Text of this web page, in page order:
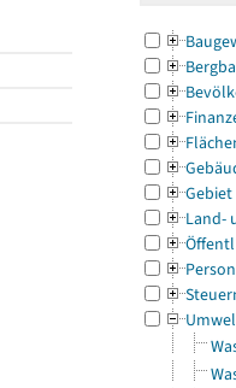
Gebiet
Land-